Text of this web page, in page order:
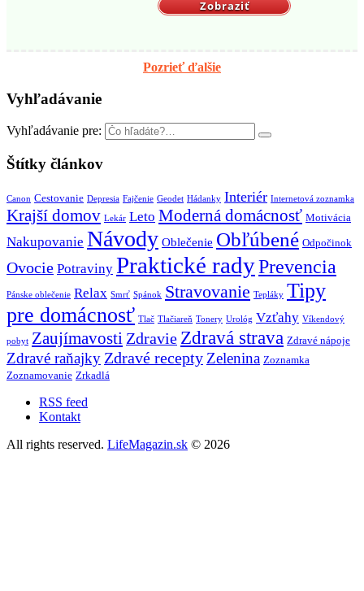
Zobraziť
Pozrieť ďalšie
Vyhľadávanie
Vyhľadávanie pre:
Štítky článkov
Canon Cestovanie Depresia Fajčenie Geodet Hádanky Interiér Internetová zoznamka
Krajší domov Lekár Leto Moderná domácnosť Motivácia
Nakupovanie Návody Oblečenie Obľúbené Odpočinok
Ovocie Potraviny Praktické radyPrevencia
Pánske oblečenie Relax Smrť Spánok Stravovanie Tepláky Tipy
pre domácnosť Tlač Tlačiareň Tonery Urológ Vzťahy Víkendový
pobyt Zaujímavosti Zdravie Zdravá strava Zdravé nápoje
Zdravé raňajky Zdravé recepty Zelenina Zoznamka
Zoznamovanie Zrkadlá
RSS feed
Kontakt
All rights reserved. LifeMagazin.sk © 2026